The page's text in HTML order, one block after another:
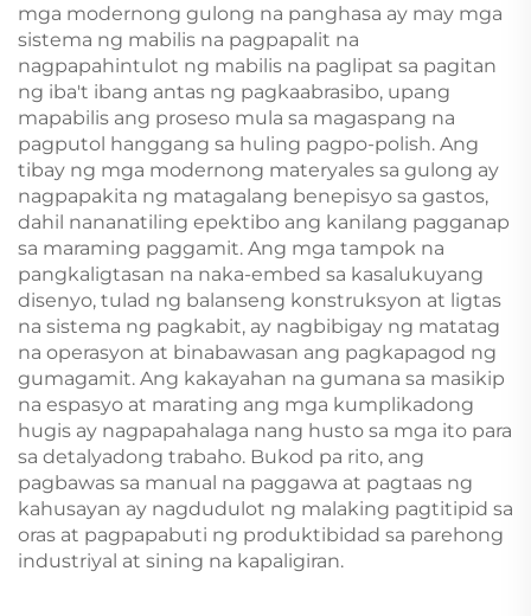
mga modernong gulong na panghasa ay may mga
sistema ng mabilis na pagpapalit na
nagpapahintulot ng mabilis na paglipat sa pagitan
ng iba't ibang antas ng pagkaabrasibo, upang
mapabilis ang proseso mula sa magaspang na
pagputol hanggang sa huling pagpo-polish. Ang
tibay ng mga modernong materyales sa gulong ay
nagpapakita ng matagalang benepisyo sa gastos,
dahil nananatiling epektibo ang kanilang pagganap
sa maraming paggamit. Ang mga tampok na
pangkaligtasan na naka-embed sa kasalukuyang
disenyo, tulad ng balanseng konstruksyon at ligtas
na sistema ng pagkabit, ay nagbibigay ng matatag
na operasyon at binabawasan ang pagkapagod ng
gumagamit. Ang kakayahan na gumana sa masikip
na espasyo at marating ang mga kumplikadong
hugis ay nagpapahalaga nang husto sa mga ito para
sa detalyadong trabaho. Bukod pa rito, ang
pagbawas sa manual na paggawa at pagtaas ng
kahusayan ay nagdudulot ng malaking pagtitipid sa
oras at pagpapabuti ng produktibidad sa parehong
industriyal at sining na kapaligiran.